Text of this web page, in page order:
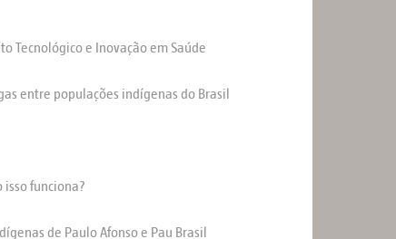
Tecnológico e Inovação em Saúde
entre populações indígenas do Brasil
isso funciona?
de Paulo Afonso e Pau Brasil